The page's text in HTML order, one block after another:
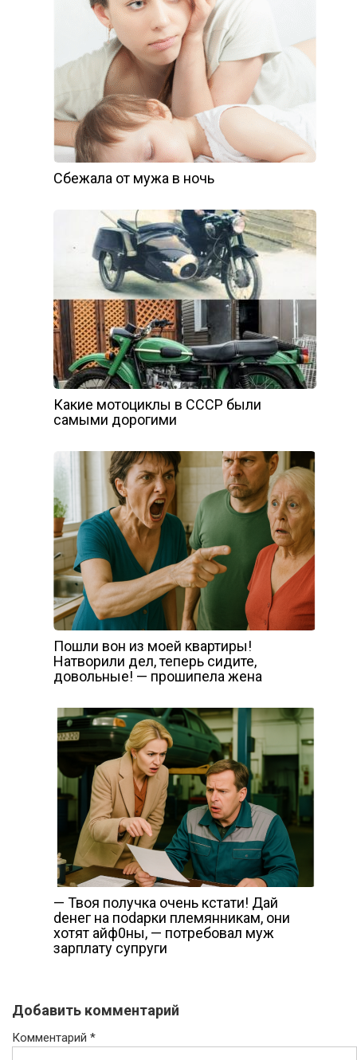
Сбежала от мужа в ночь
Какие мотоциклы в СССР были
самыми дорогими
Пошли вон из моей квартиры!
Натворили дел, теперь сидите,
довольные! — прошипела жена
— Твоя получка очень кстати! Дай
dенег на поdарки племянникам, они
хотят айф0ны, — потребовал муж
зарплату супруги
Добавить комментарий
Комментарий *